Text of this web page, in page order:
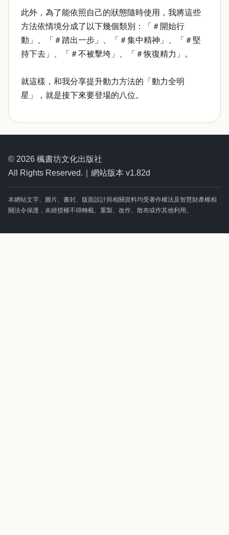
此外，為了能依照自己的狀態隨時使用，我將這些
方法依情境分成了以下幾個類別：「＃開始行
動」、「＃踏出一步」、「＃集中精神」、「＃堅
持下去」、「＃不被擊垮」、「＃恢復精力」。
就這樣，和我分享提升動力方法的「動力全明
星」，就是接下來要登場的八位。
© 2026 楓書坊文化出版社
All Rights Reserved.｜網站版本 v1.82d
本網站文字、圖片、書封、版面設計與相關資料均受著作權法及智慧財產權相
關法令保護，未經授權不得轉載、重製、改作、散布或作其他利用。